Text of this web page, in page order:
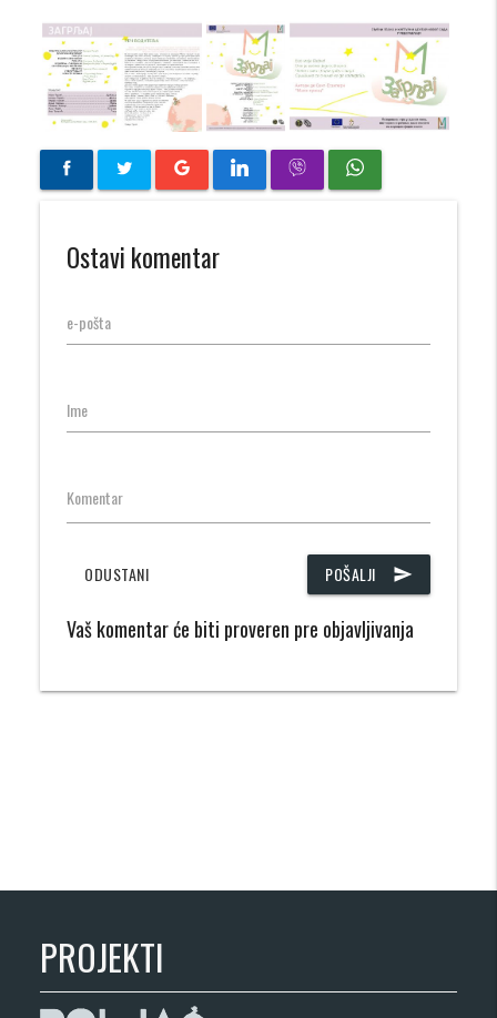
Ostavi komentar
e-pošta
Ime
Komentar
POŠALJI send
ODUSTANI
Vaš komentar će biti proveren pre objavljivanja
PROJEKTI